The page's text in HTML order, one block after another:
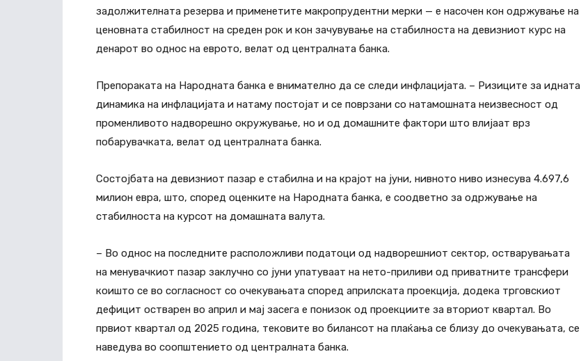
задолжителната резерва и применетите макропрудентни мерки — е насочен кон одржување на
ценовната стабилност на среден рок и кон зачувување на стабилноста на девизниот курс на
денарот во однос на еврото, велат од централната банка.
Препораката на Народната банка е внимателно да се следи инфлацијата. – Ризиците за идната
динамика на инфлацијата и натаму постојат и се поврзани со натамошната неизвесност од
променливото надворешно окружување, но и од домашните фактори што влијаат врз
побарувачката, велат од централната банка.
Состојбата на девизниот пазар е стабилна и на крајот на јуни, нивното ниво изнесува 4.697,6
милион евра, што, според оценките на Народната банка, е соодветно за одржување на
стабилноста на курсот на домашната валута.
– Во однос на последните расположливи податоци од надворешниот сектор, остварувањата
на менувачкиот пазар заклучно со јуни упатуваат на нето-приливи од приватните трансфери
коишто се во согласност со очекувањата според априлската проекција, додека трговскиот
дефицит остварен во април и мај засега е понизок од проекциите за вториот квартал. Во
првиот квартал од 2025 година, тековите во билансот на плаќања се близу до очекувањата, се
наведува во соопштението од централната банка.